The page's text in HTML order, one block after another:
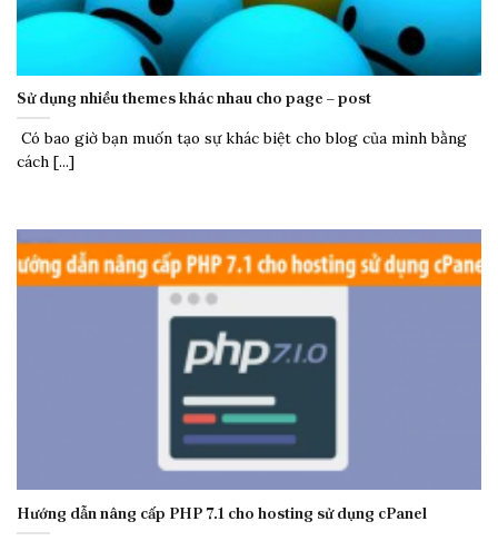
Sử dụng nhiều themes khác nhau cho page – post
Có bao giờ bạn muốn tạo sự khác biệt cho blog của mình bằng
cách [...]
Hướng dẫn nâng cấp PHP 7.1 cho hosting sử dụng cPanel